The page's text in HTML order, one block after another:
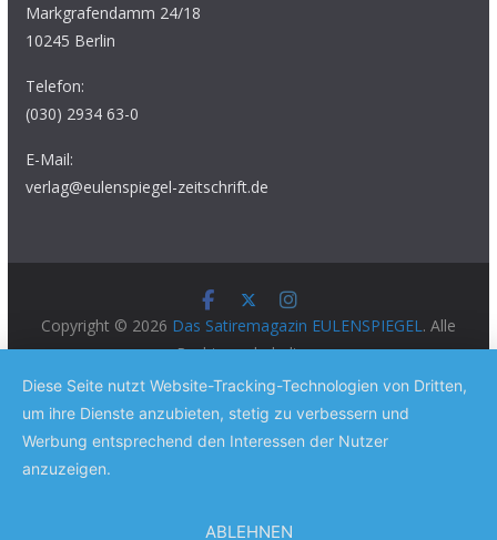
Markgrafendamm 24/18
10245 Berlin
Telefon:
(030) 2934 63-0
E-Mail:
verlag@eulenspiegel-zeitschrift.de
Copyright © 2026 Das Satiremagazin EULENSPIEGEL. Alle
Rechte vorbehalten.
Theme:ColorMag Provon ThemeGrill. Präsentiert von
WordPress.
Diese Seite nutzt Website-Tracking-Technologien von Dritten,
um ihre Dienste anzubieten, stetig zu verbessern und
Werbung entsprechend den Interessen der Nutzer
anzuzeigen.
ABLEHNEN